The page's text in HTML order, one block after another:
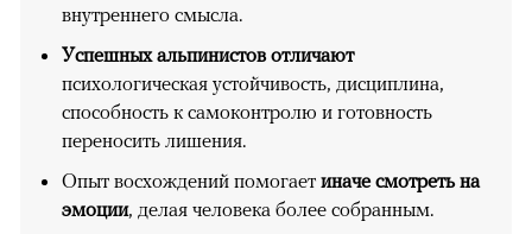
внутреннего смысла.
Успешных альпинистов отличают
психологическая устойчивость, дисциплина,
способность к самоконтролю и готовность
переносить лишения.
Опыт восхождений помогает иначе смотреть на
эмоции, делая человека более собранным.